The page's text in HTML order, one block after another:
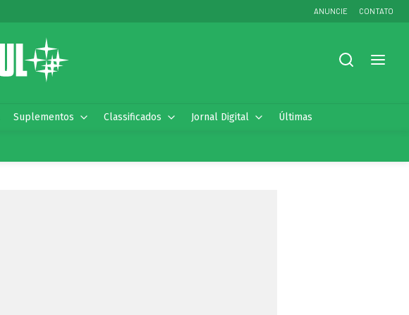
ANUNCIE CONTATO
Suplementos Classificados Jornal Digital Últimas